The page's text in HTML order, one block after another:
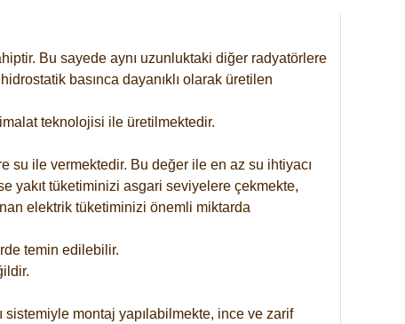
Bu sayede aynı uzunluktaki diğer radyatörlere
basınca dayanıklı olarak üretilen
teknolojisi ile üretilmektedir.
su ile vermektedir. Bu değer ile en az su ihtiyacı
yakıt tüketiminizi asgari seviyelere çekmekte,
elektrik tüketiminizi önemli miktarda
temin edilebilir.
montaj yapılabilmekte, ince ve zarif